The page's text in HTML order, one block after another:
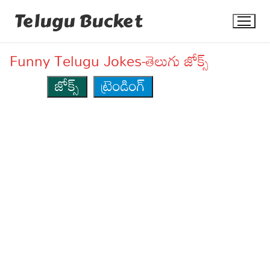
Telugu Bucket
Funny Telugu Jokes-తెలుగు జోక్స్
జోక్స్
ట్రెండింగ్